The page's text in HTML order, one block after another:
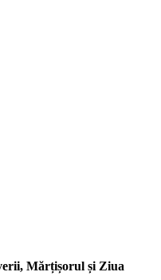
Mărțișorul și Ziua